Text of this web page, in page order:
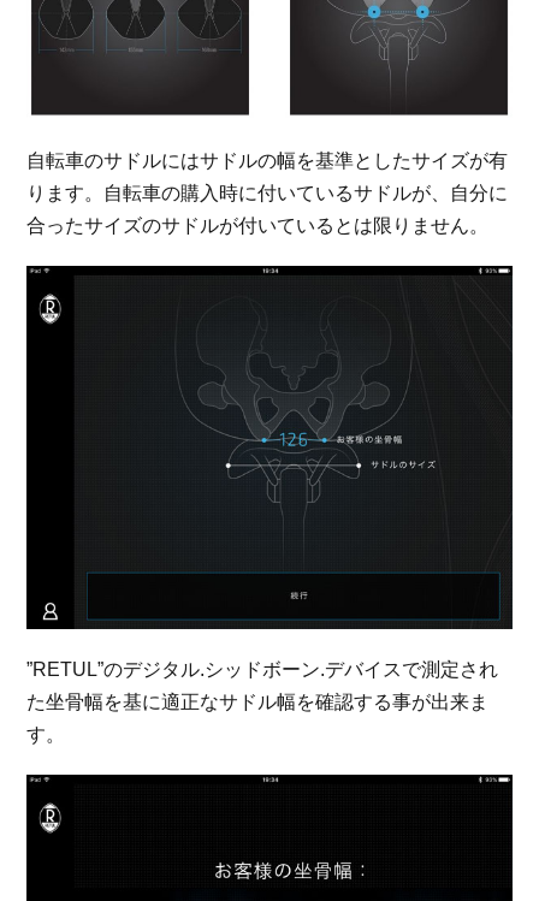
自転車のサドルにはサドルの幅を基準としたサイズが有
ります。自転車の購入時に付いているサドルが、自分に
合ったサイズのサドルが付いているとは限りません。
”RETUL”のデジタル.シッドボーン.デバイスで測定され
た坐骨幅を基に適正なサドル幅を確認する事が出来ま
す。